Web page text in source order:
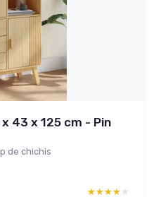
43 x 125 cm - Pin
de chichis
★★★★★
★★★★★